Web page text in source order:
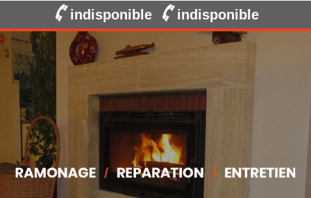
indisponible indisponible